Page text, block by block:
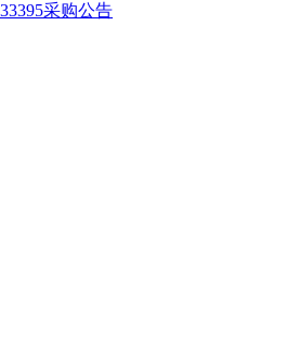
采购公告